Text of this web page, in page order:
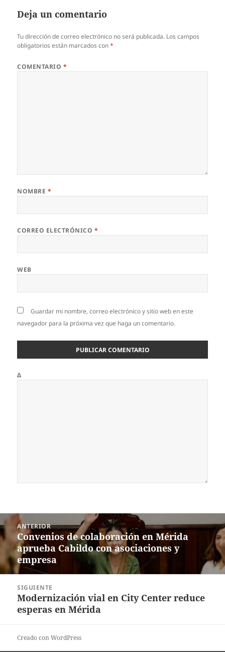
Deja un comentario
Tu dirección de correo electrónico no será publicada. Los campos
obligatorios están marcados con*
COMENTARIO *
NOMBRE *
CORREO ELECTRÓNICO *
WEB
Guardar mi nombre, correo electrónico y sitio web en este
navegador para la próxima vez que haga un comentario.
Δ
Navegación
de
entradas
ANTERIOR
Entrada
anterior:
Convenios de colaboración en Mérida
aprueba Cabildo con asociaciones y
empresa
SIGUIENTE
Siguiente
entrada:
Modernización vial en City Center reduce
esperas en Mérida
Creado con WordPress